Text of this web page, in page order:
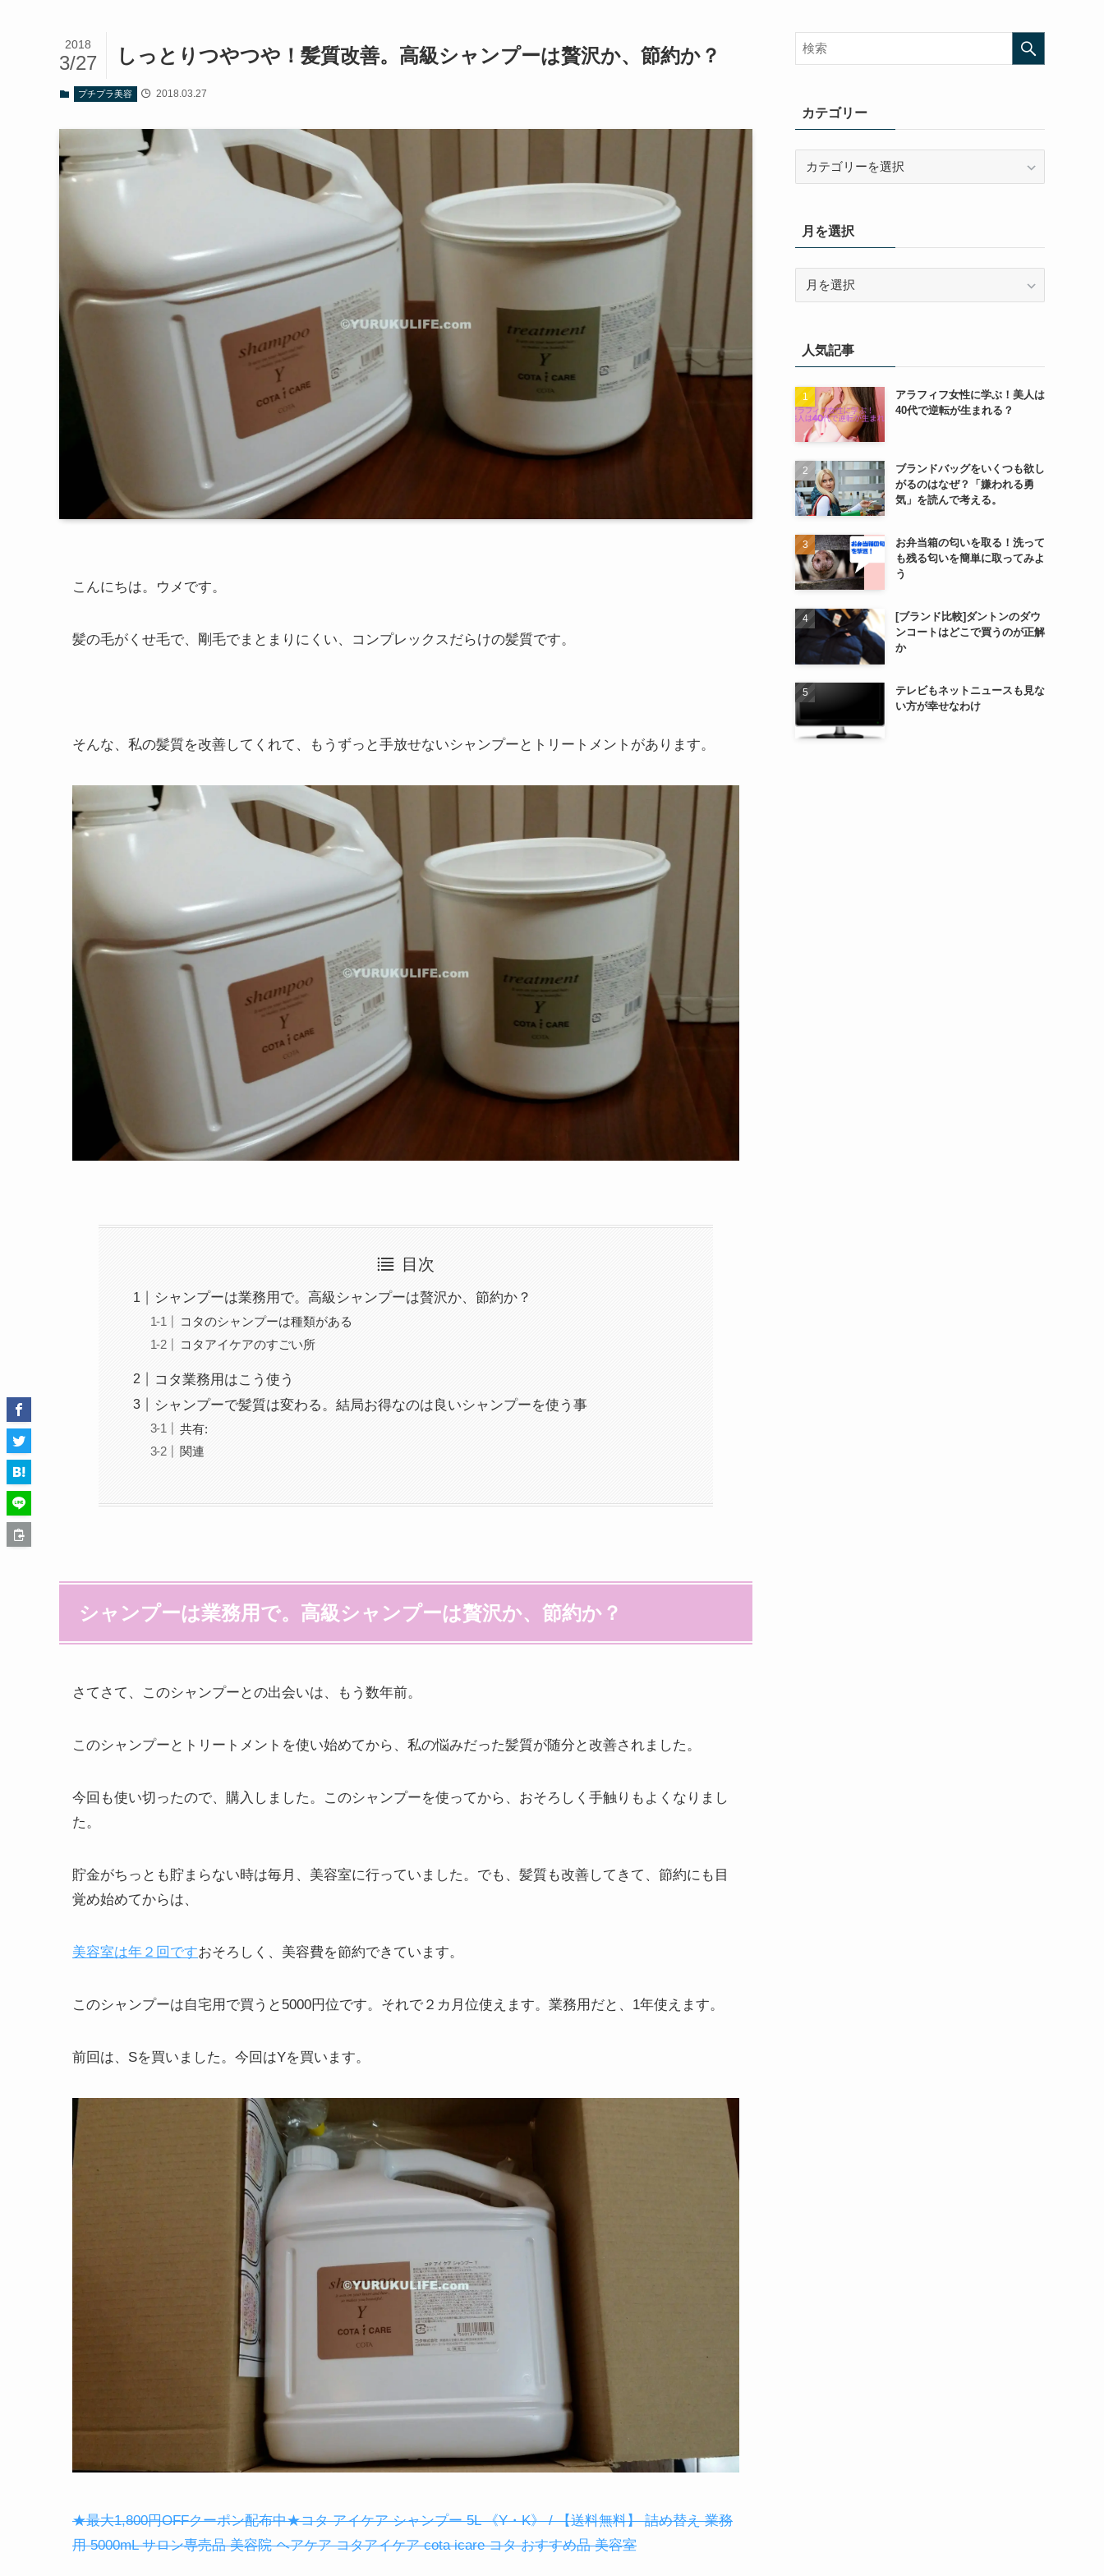
しっとりつやつや！髪質改善。高級シャンプーは贅沢か、節約か？
2018
3/27
プチプラ美容 2018.03.27
こんにちは。ウメです。
髪の毛がくせ毛で、剛毛でまとまりにくい、コンプレックスだらけの髪質です。
そんな、私の髪質を改善してくれて、もうずっと手放せないシャンプーとトリートメントがあります。
目次
シャンプーは業務用で。高級シャンプーは贅沢か、節約か？
コタのシャンプーは種類がある
コタアイケアのすごい所
コタ業務用はこう使う
シャンプーで髪質は変わる。結局お得なのは良いシャンプーを使う事
共有:
関連
シャンプーは業務用で。高級シャンプーは贅沢か、節約か？
さてさて、このシャンプーとの出会いは、もう数年前。
このシャンプーとトリートメントを使い始めてから、私の悩みだった髪質が随分と改善されました。
今回も使い切ったので、購入しました。このシャンプーを使ってから、おそろしく手触りもよくなりまし
た。
貯金がちっとも貯まらない時は毎月、美容室に行っていました。でも、髪質も改善してきて、節約にも目
覚め始めてからは、
美容室は年２回ですおそろしく、美容費を節約できています。
このシャンプーは自宅用で買うと5000円位です。それで２カ月位使えます。業務用だと、1年使えます。
前回は、Sを買いました。今回はYを買います。
★最大1,800円OFFクーポン配布中★コタ アイケア シャンプー 5L 《Y・K》 / 【送料無料】 詰め替え 業務
用 5000mL サロン専売品 美容院 ヘアケア コタアイケア cota icare コタ おすすめ品 美容室
カテゴリー
ー月を選択
人気記事
アラフィフ女性に学ぶ！美人は
40代で逆転が生まれる？
ブランドバッグをいくつも欲し
がるのはなぜ？「嫌われる勇
気」を読んで考える。
お弁当箱の匂いを取る！洗って
も残る匂いを簡単に取ってみよ
う
[ブランド比較]ダントンのダウ
ンコートはどこで買うのが正解
か
テレビもネットニュースも見な
い方が幸せなわけ